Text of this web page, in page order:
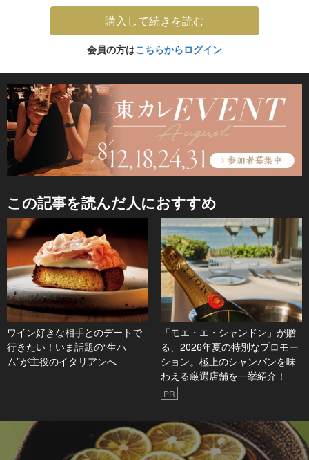
購入して続きを読む
会員の方はこちらからログイン
この記事を読んだ人におすすめ
ワイン好きな相手とのデートで
行きたい！いま話題の“生ハ
ム”が主役のイタリアンへ
「モエ・エ・シャンドン」が贈
る、2026年夏の特別なプロモー
ション。極上のシャンパンを味
わえる厳選店舗を一挙紹介！
PR